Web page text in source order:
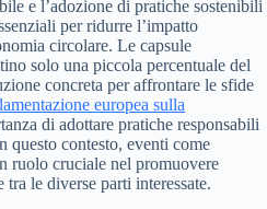
e l’adozione di pratiche sostenibili
per ridurre l’impatto
circolare. Le capsule
solo una piccola percentuale del
concreta per affrontare le sfide
europea sulla
di adottare pratiche responsabili
contesto, eventi come
ruolo cruciale nel promuovere
le diverse parti interessate.